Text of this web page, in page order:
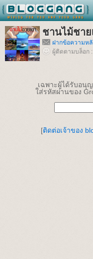
ชานไม้ชาย
ฝากข้อความหลั
ผู้ติดตามบล็อก
เฉพาะผู้ได้รับอนุ
ใส่รหัสผ่านของ
[ติดต่อเจ้าของ